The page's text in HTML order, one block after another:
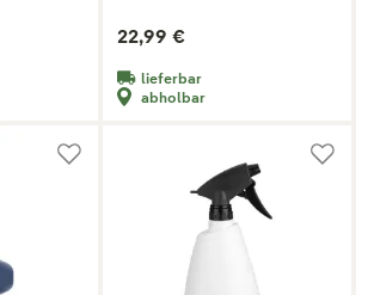
22,99 €
lieferbar
abholbar